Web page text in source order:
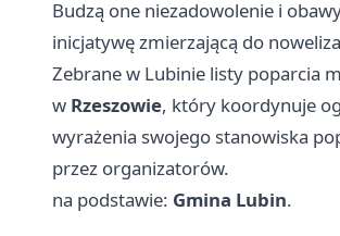
Budzą one niezadowolenie i
inicjatywę zmierzającą do
Zebrane w Lubinie listy poparcia
w Rzeszowie, który koordynuje
wyrażenia swojego stanowiska
przez organizatorów.
na podstawie: Gmina Lubin.